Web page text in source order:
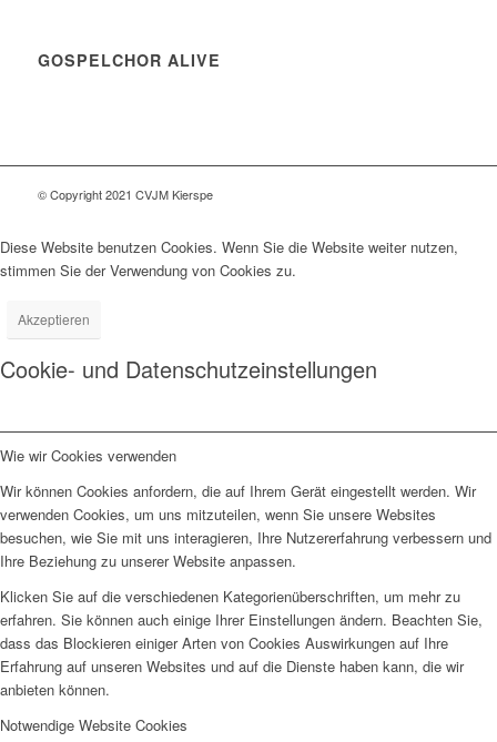
GOSPELCHOR ALIVE
© Copyright 2021 CVJM Kierspe
Diese Website benutzen Cookies. Wenn Sie die Website weiter nutzen,
stimmen Sie der Verwendung von Cookies zu.
Akzeptieren
Cookie- und Datenschutzeinstellungen
Wie wir Cookies verwenden
Wir können Cookies anfordern, die auf Ihrem Gerät eingestellt werden. Wir
verwenden Cookies, um uns mitzuteilen, wenn Sie unsere Websites
besuchen, wie Sie mit uns interagieren, Ihre Nutzererfahrung verbessern und
Ihre Beziehung zu unserer Website anpassen.
Klicken Sie auf die verschiedenen Kategorienüberschriften, um mehr zu
erfahren. Sie können auch einige Ihrer Einstellungen ändern. Beachten Sie,
dass das Blockieren einiger Arten von Cookies Auswirkungen auf Ihre
Erfahrung auf unseren Websites und auf die Dienste haben kann, die wir
anbieten können.
Notwendige Website Cookies